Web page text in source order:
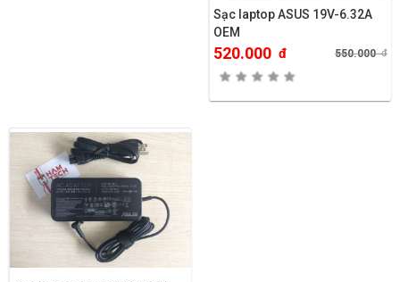
Sạc laptop ASUS 19V-6.32A
OEM
520.000 đ 550.000đ